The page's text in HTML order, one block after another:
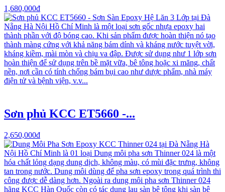
1,680,000đ
Sơn phủ KCC ET5660 -...
2,650,000đ